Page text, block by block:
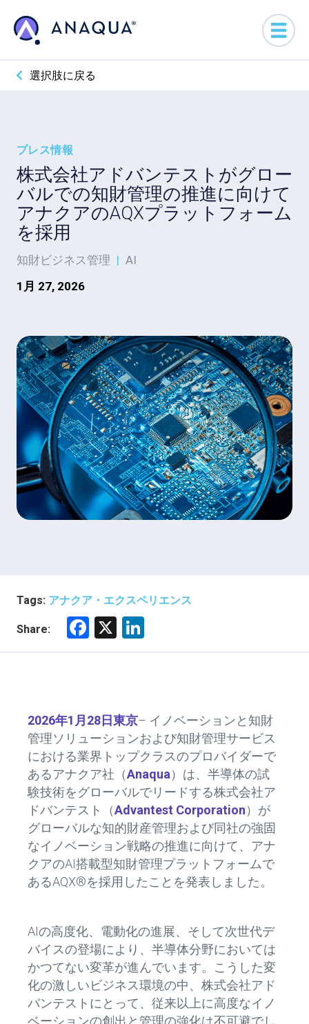
選択肢に戻る
プレス情報
株式会社アドバンテストがグロー
バルでの知財管理の推進に向けて
アナクアのAQXプラットフォーム
を採用
知財ビジネス管理 | AI
1月 27, 2026
Tags: アナクア・エクスペリエンス
Share:
F
o
ok
X
n
2026年1月28日東京– イノベーションと知財
管理ソリューションおよび知財管理サービス
における業界トップクラスのプロバイダーで
あるアナクア社（Anaqua）は、半導体の試
験技術をグローバルでリードする株式会社ア
ドバンテスト（Advantest Corporation）が
グローバルな知的財産管理および同社の強固
なイノベーション戦略の推進に向けて、アナ
クアのAI搭載型知財管理プラットフォームで
あるAQX®を採用したことを発表しました。
AIの高度化、電動化の進展、そして次世代デ
バイスの登場により、半導体分野においては
かつてない変革が進んでいます。こうした変
化の激しいビジネス環境の中、株式会社アド
バンテストにとって、従来以上に高度なイノ
ベーションの創出と管理の強化は不可避でし